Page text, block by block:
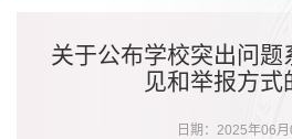
关于公布学校突出问题
见和举报方式
日期：2025年06月